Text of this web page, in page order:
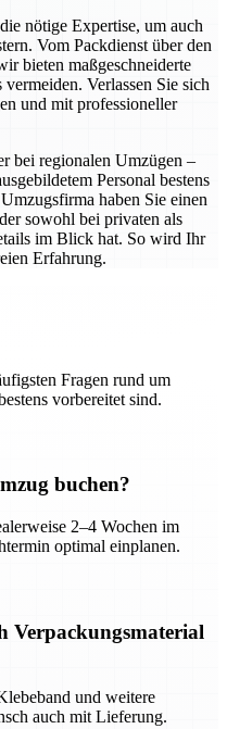
nötige Expertise, um auch
Vom Packdienst über den
bieten maßgeschneiderte
Verlassen Sie sich
und mit professioneller
bei regionalen Umzügen –
Personal bestens
haben Sie einen
sowohl bei privaten als
im Blick hat. So wird Ihr
Erfahrung.
Fragen rund um
vorbereitet sind.
buchen?
2–4 Wochen im
optimal einplanen.
Verpackungsmaterial
und weitere
auch mit Lieferung.